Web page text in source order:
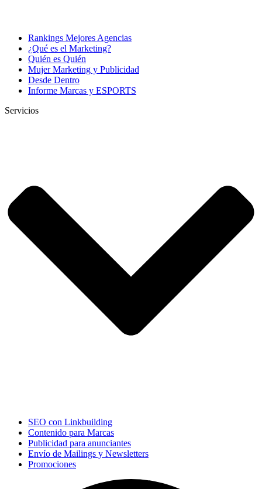
Rankings Mejores Agencias
¿Qué es el Marketing?
Quién es Quién
Mujer Marketing y Publicidad
Desde Dentro
Informe Marcas y ESPORTS
Servicios
SEO con Linkbuilding
Contenido para Marcas
Publicidad para anunciantes
Envío de Mailings y Newsletters
Promociones